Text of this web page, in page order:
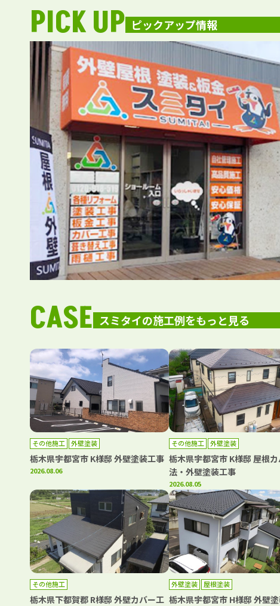
ピックアップ情報
PICK UP
スミタイの施工例をもっと見る
CASE
その他施工 外壁塗装
栃木県宇都宮市 K様邸 外壁塗装工事
2026.08.06
その他施工 外壁塗装
栃木県宇都宮市 K様邸 屋根
法・外壁塗装工事
2026.08.05
その他施工
栃木県下都賀郡 R様邸 外壁カバー工
外壁塗装 屋根塗装
栃木県宇都宮市 H様邸 外壁